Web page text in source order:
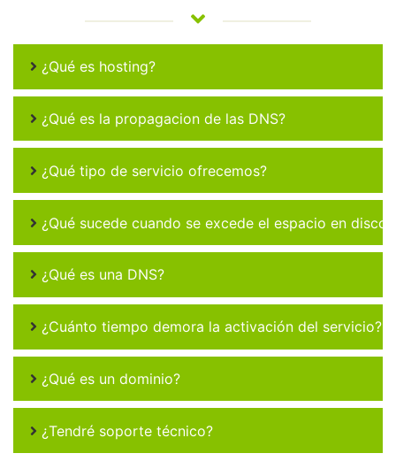
¿Qué es hosting?
¿Qué es la propagacion de las DNS?
¿Qué tipo de servicio ofrecemos?
¿Qué sucede cuando se excede el espacio en disco
¿Qué es una DNS?
¿Cuánto tiempo demora la activación del servicio?
¿Qué es un dominio?
¿Tendré soporte técnico?